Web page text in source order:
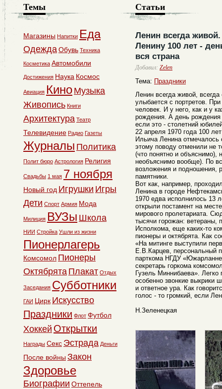
Статьи
Ленин всегда
Ленину 100 лет -
вся страна
Добавил: Zelen
Тема: Праздники
Ленин всегда живой,
улыбается с портретов.
человек. И у него, как и у
рождения. А день рождения
если это - столетний
22 апреля 1970 года 100
Ильича Ленина
этому поводу отменили не
(что понятно и объяснимо),
необъяснимо вообще). По
возложения и подношения,
памятники.
Вот как, например,
Ленина в городе
1970 едва исполнилось 13
открыли постамент на
мирового пролетариата.
тысячи горожан: ветераны,
Исполкома, еще каких-то
пионеры и октябрята. Как
«На митинге выступили
Е.В.Карцев, персональный
парткома НГДУ
секретарь горкома
Гузель Миннибаева». Легко
особенно звонкие выкрики
и ответное ура. Как
голос - то громкий, если
Н.Зеленецкая
Темы
Магазины Напитки Еда
ОдеждаОбувь Техника
Косметика Автомобили
Достижения Наука Космос
Авиация Кино Музыка
Живопись Книги
Архитектура Театр
Телевидение Радио Газеты
Журналы Политика
Полит бюро Астрология Религия
Свадьбы 1 мая 7 ноября
Новый год Игрушки Игры
Дети Спорт Армия Мода
Милиция ВУЗы Школа
НИИ Стройка Ушли из жизни
Пионерлагерь
Комсомол Пионеры
Октябрята Плакат Отдых
Заседания Субботники
ГАИ Цирк Искусство
Праздники Флот Футбол
Хоккей Открытки
Награды Секс Эстрада Деньги
После войны Закон
Здоровье
Биографии Оттепель